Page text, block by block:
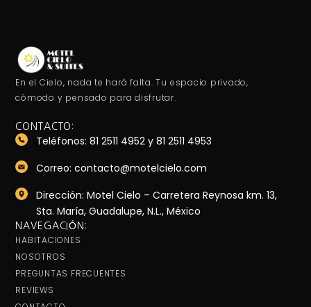
En el Cielo, nada te hará falta. Tu espacio privado,
cómodo y pensado para disfrutar.
CONTACTO:
Teléfonos: 81 2511 4952 y 81 2511 4953
Correo: contacto@motelcielo.com
Dirección: Motel Cielo – Carretera Reynosa km. 13,
Sta. María, Guadalupe, N.L., México
NAVEGACIÓN:
HABITACIONES
NOSOTROS
PREGUNTAS FRECUENTES
REVIEWS